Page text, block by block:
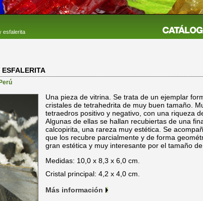
esfalerita
Una pieza de vitrina. Se trata de un ejemplar
cristales de tetrahedrita de muy buen tamaño.
tetraedros positivo y negativo, con una riqueza
Algunas de ellas se hallan recubiertas de una
calcopirita, una rareza muy estética. Se
que los recubre parcialmente y de forma
gran estética y muy interesante por el tamaño de
Medidas: 10,0 x 8,3 x 6,0 cm.
Cristal principal: 4,2 x 4,0 cm.
Más información